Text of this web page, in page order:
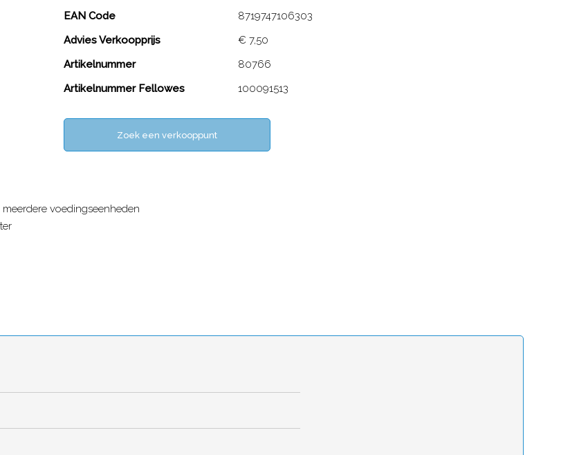
3-pin connector koppelkabel
Close
EAN Code
8719747106303
Advies Verkoopprijs
€ 7,50
Artikelnummer
80766
Artikelnummer Fellowes
100091513
Zoek een verkooppunt
voedingseenheden